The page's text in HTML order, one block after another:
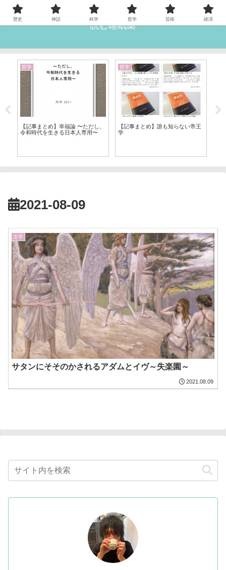
読む睡眠薬
哲学
【記事まとめ】幸福論 〜ただし、
令和時代を生きる日本人専用〜
哲学
【記事まとめ】誰も知らない帝王
学
2021-08-09
文学
サタンにそそのかされるアダムとイヴ～失楽園～
2021.08.09
歴史 神話 科学 哲学 芸術 経済